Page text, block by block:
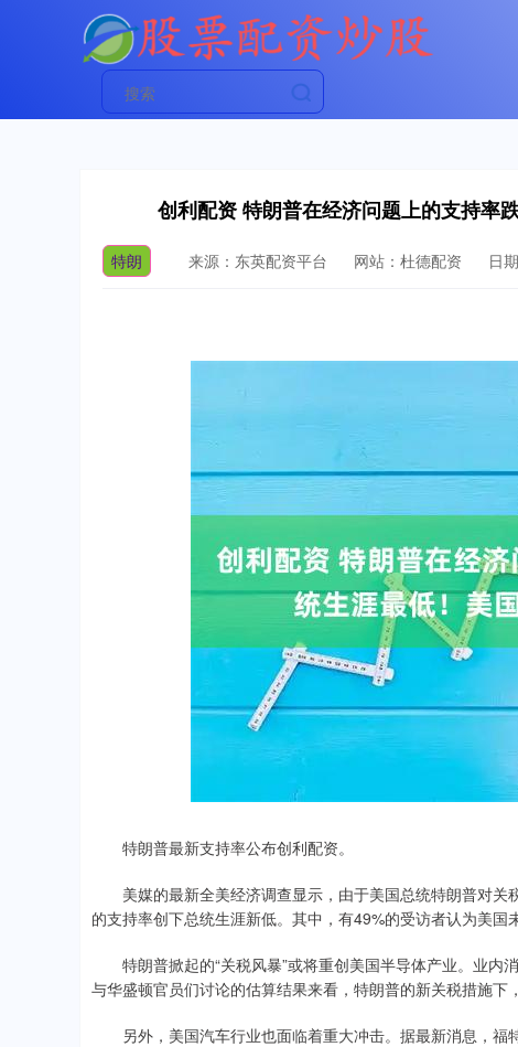
创利配资 特朗普在经济问题上的支持率
特朗 来源：东英配资平台 网站：杜德配资 日
特朗普最新支持率公布创利配资。
美媒的最新全美经济调查显示，由于美国总统特朗普对关
的支持率创下总统生涯新低。其中，有49%的受访者认为美国
特朗普掀起的“关税风暴”或将重创美国半导体产业。业内
与华盛顿官员们讨论的估算结果来看，特朗普的新关税措施下
另外，美国汽车行业也面临着重大冲击。据最新消息，福
14311.01 200.89